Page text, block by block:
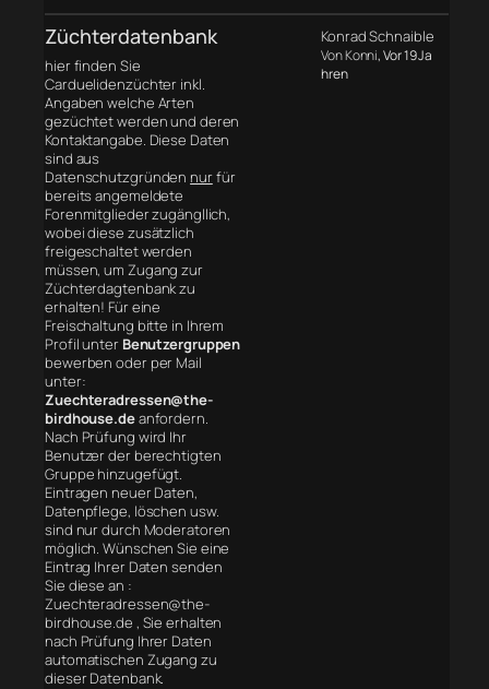
Züchterdatenbank
hier finden Sie
Carduelidenzüchter inkl.
Angaben welche Arten
gezüchtet werden und deren
Kontaktangabe. Diese Daten
sind aus
Datenschutzgründen nurfür
bereits angemeldete
Forenmitglieder zugängllich,
wobei diese zusätzlich
freigeschaltet werden
müssen, um Zugang zur
Züchterdagtenbank zu
erhalten! Für eine
Freischaltung bitte in Ihrem
Profil unter Benutzergruppen
bewerben oder per Mail
unter:
Zuechteradressen@the-
birdhouse.deanfordern.
Nach Prüfung wird Ihr
Benutzer der berechtigten
Gruppe hinzugefügt.
Eintragen neuer Daten,
Datenpflege, löschen usw.
sind nur durch Moderatoren
möglich. Wünschen Sie eine
Eintrag Ihrer Daten senden
Sie diese an :
Zuechteradressen@the-
birdhouse.de , Sie erhalten
nach Prüfung Ihrer Daten
automatischen Zugang zu
dieser Datenbank.
Konrad Schnaible
Von Konni, Vor 19 Ja
hren